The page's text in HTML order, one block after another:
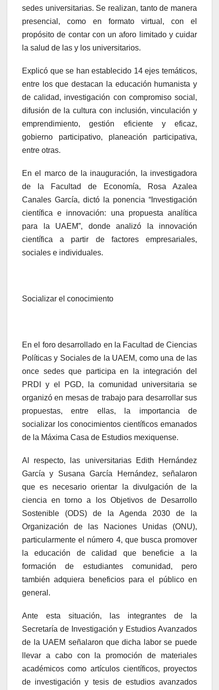
sedes universitarias. Se realizan, tanto de manera
presencial, como en formato virtual, con el
propósito de contar con un aforo limitado y cuidar
la salud de las y los universitarios.
Explicó que se han establecido 14 ejes temáticos,
entre los que destacan la educación humanista y
de calidad, investigación con compromiso social,
difusión de la cultura con inclusión, vinculación y
emprendimiento, gestión eficiente y eficaz,
gobierno participativo, planeación participativa,
entre otras.
En el marco de la inauguración, la investigadora
de la Facultad de Economía, Rosa Azalea
Canales García, dictó la ponencia “Investigación
científica e innovación: una propuesta analítica
para la UAEM”, donde analizó la innovación
científica a partir de factores empresariales,
sociales e individuales.
Socializar el conocimiento
En el foro desarrollado en la Facultad de Ciencias
Políticas y Sociales de la UAEM, como una de las
once sedes que participa en la integración del
PRDI y el PGD, la comunidad universitaria se
organizó en mesas de trabajo para desarrollar sus
propuestas, entre ellas, la importancia de
socializar los conocimientos científicos emanados
de la Máxima Casa de Estudios mexiquense.
Al respecto, las universitarias Edith Hernández
García y Susana García Hernández, señalaron
que es necesario orientar la divulgación de la
ciencia en torno a los Objetivos de Desarrollo
Sostenible (ODS) de la Agenda 2030 de la
Organización de las Naciones Unidas (ONU),
particularmente el número 4, que busca promover
la educación de calidad que beneficie a la
formación de estudiantes comunidad, pero
también adquiera beneficios para el público en
general.
Ante esta situación, las integrantes de la
Secretaría de Investigación y Estudios Avanzados
de la UAEM señalaron que dicha labor se puede
llevar a cabo con la promoción de materiales
académicos como artículos científicos, proyectos
de investigación y tesis de estudios avanzados